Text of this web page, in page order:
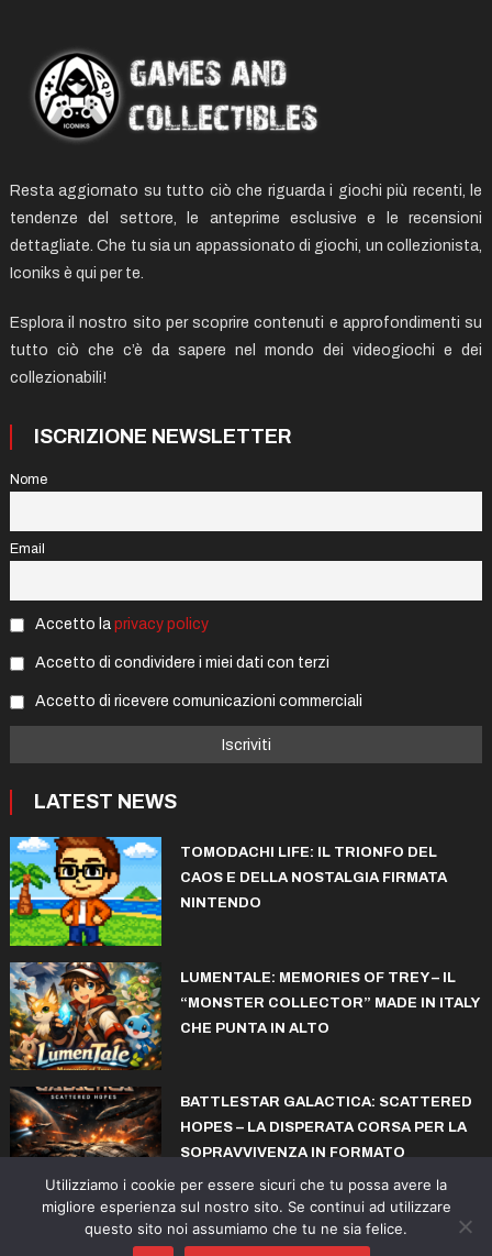
Resta aggiornato su tutto ciò che riguarda i giochi più recenti, le
tendenze del settore, le anteprime esclusive e le recensioni
dettagliate. Che tu sia un appassionato di giochi, un collezionista,
Iconiks è qui per te.
Esplora il nostro sito per scoprire contenuti e approfondimenti su
tutto ciò che c’è da sapere nel mondo dei videogiochi e dei
collezionabili!
ISCRIZIONE NEWSLETTER
Nome
Email
Accetto la privacy policy
Accetto di condividere i miei dati con terzi
Accetto di ricevere comunicazioni commerciali
LATEST NEWS
TOMODACHI LIFE: IL TRIONFO DEL
CAOS E DELLA NOSTALGIA FIRMATA
NINTENDO
LUMENTALE: MEMORIES OF TREY – IL
“MONSTER COLLECTOR” MADE IN ITALY
CHE PUNTA IN ALTO
BATTLESTAR GALACTICA: SCATTERED
HOPES – LA DISPERATA CORSA PER LA
SOPRAVVIVENZA IN FORMATO
ROGUELITE
© copyright iconiks.net 2015-2026
Utilizziamo i cookie per essere sicuri che tu possa avere la
migliore esperienza sul nostro sito. Se continui ad utilizzare
questo sito noi assumiamo che tu ne sia felice.